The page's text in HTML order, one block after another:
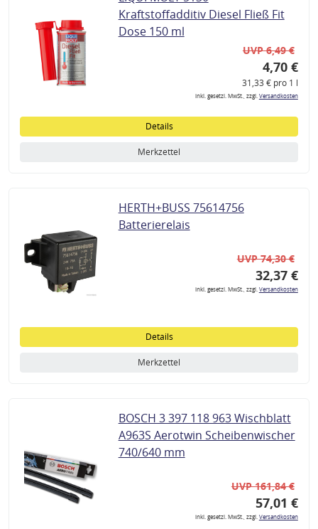
Kraftstoffadditiv Diesel Fließ Fit
Dose 150 ml
UVP 6,49 €
4,70 €
31,33 € pro 1 l
inkl. gesetzl. MwSt., zzgl.Versandkosten
Details
Merkzettel
HERTH+BUSS 75614756
Batterierelais
UVP 74,30 €
32,37 €
inkl. gesetzl. MwSt., zzgl.Versandkosten
Details
Merkzettel
BOSCH 3 397 118 963 Wischblatt
A963S Aerotwin Scheibenwischer
740/640 mm
UVP 161,84 €
57,01 €
inkl. gesetzl. MwSt., zzgl.Versandkosten